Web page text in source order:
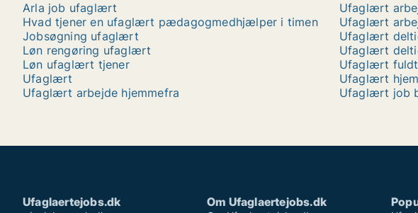
Arla job ufaglært
Hvad tjener en ufaglært pædagogmedhjælper i timen
Jobsøgning ufaglært
Løn rengøring ufaglært
Løn ufaglært tjener
Ufaglært
Ufaglært arbejde hjemmefra
Ufaglært
Ufaglært
Ufaglært
Ufaglært
Ufaglært
Ufaglært
Ufaglært job
Ufaglaertejobs.dk Om Ufaglaertejobs.dk